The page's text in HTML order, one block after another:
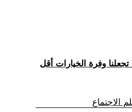
تجعلنا وفرة الخيارات أقل
الاجتماع